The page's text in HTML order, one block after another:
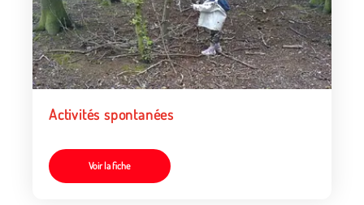
Activités spontanées
Voir la fiche